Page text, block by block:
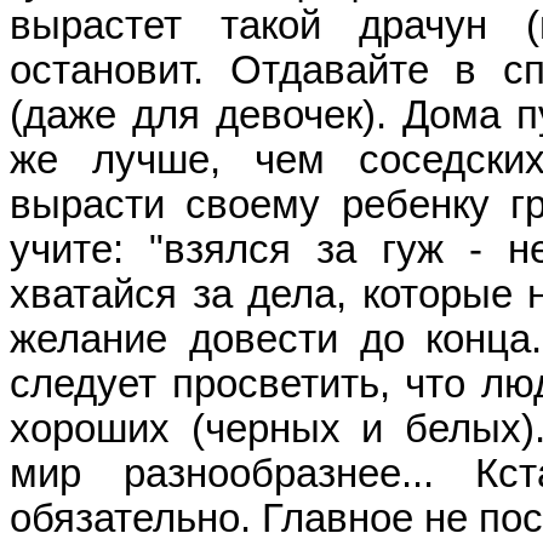
вырастет такой
остановит. Отдавайте в
(даже для девочек). Дома
же лучше, чем
вырасти своему ребенку
учите: "взялся за гуж -
хватайся за дела,
желание довести до
следует просветить, что
хороших (черных и
мир разнообразнее...
обязательно. Главное не